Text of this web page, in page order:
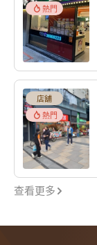
查看更多
熱門
店舖
熱門